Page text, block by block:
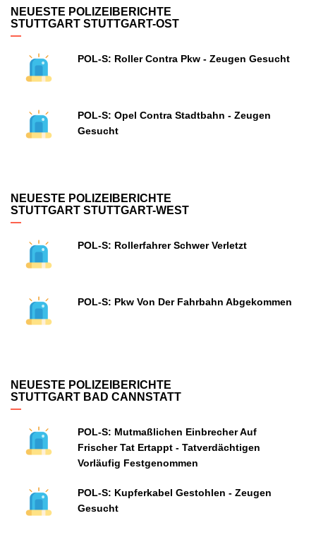
NEUESTE POLIZEIBERICHTE
STUTTGART STUTTGART-OST
POL-S: Roller Contra Pkw - Zeugen Gesucht
POL-S: Opel Contra Stadtbahn - Zeugen
Gesucht
NEUESTE POLIZEIBERICHTE
STUTTGART STUTTGART-WEST
POL-S: Rollerfahrer Schwer Verletzt
POL-S: Pkw Von Der Fahrbahn Abgekommen
NEUESTE POLIZEIBERICHTE
STUTTGART BAD CANNSTATT
POL-S: Mutmaßlichen Einbrecher Auf
Frischer Tat Ertappt - Tatverdächtigen
Vorläufig Festgenommen
POL-S: Kupferkabel Gestohlen - Zeugen
Gesucht